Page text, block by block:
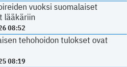
vuoksi suomalaiset
lääkäriin
08:52
tehohoidon tulokset ovat
08:19